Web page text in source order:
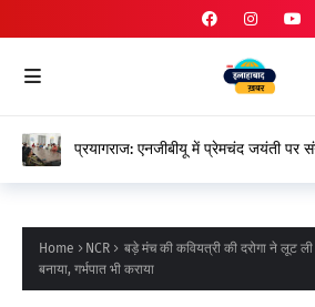
प्रयागराज: एनजीबीयू में प्रेमचंद जयंती पर
Home NCR
बड़े मंच की कवियत्री की दरोगा ने लूट
बनाया, गर्भपात भी कराया